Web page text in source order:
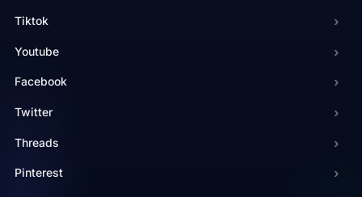
Tiktok ›
Youtube ›
Facebook ›
Twitter ›
Threads ›
Pinterest ›